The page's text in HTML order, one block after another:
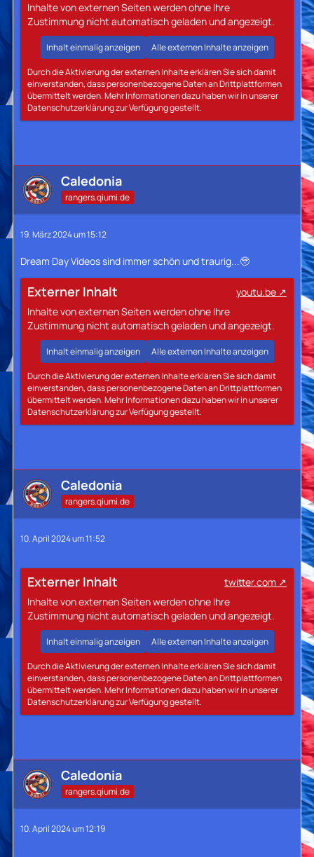
Inhalte von externen Seiten werden ohne Ihre
Zustimmung nicht automatisch geladen und angezeigt.
Inhalt einmalig anzeigen Alle externen Inhalte anzeigen
Durch die Aktivierung der externen Inhalte erklären Sie sich damit
einverstanden, dass personenbezogene Daten an Drittplattformen
übermittelt werden. Mehr Informationen dazu haben wir in unserer
Datenschutzerklärung zur Verfügung gestellt.
Caledonia
rangers.qiumi.de
19. März 2024 um 15:12
Dream Day Videos sind immer schön und traurig...🥹
Externer Inhalt
youtu.be
Inhalte von externen Seiten werden ohne Ihre
Zustimmung nicht automatisch geladen und angezeigt.
Inhalt einmalig anzeigen Alle externen Inhalte anzeigen
Durch die Aktivierung der externen Inhalte erklären Sie sich damit
einverstanden, dass personenbezogene Daten an Drittplattformen
übermittelt werden. Mehr Informationen dazu haben wir in unserer
Datenschutzerklärung zur Verfügung gestellt.
Caledonia
rangers.qiumi.de
10. April 2024 um 11:52
Externer Inhalt
twitter.com
Inhalte von externen Seiten werden ohne Ihre
Zustimmung nicht automatisch geladen und angezeigt.
Inhalt einmalig anzeigen Alle externen Inhalte anzeigen
Durch die Aktivierung der externen Inhalte erklären Sie sich damit
einverstanden, dass personenbezogene Daten an Drittplattformen
übermittelt werden. Mehr Informationen dazu haben wir in unserer
Datenschutzerklärung zur Verfügung gestellt.
Caledonia
rangers.qiumi.de
10. April 2024 um 12:19